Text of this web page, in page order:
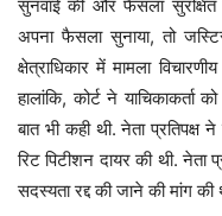
सुनवाई की और फैसला
अपना फैसला सुनाया, तो
क्षेत्राधिकार में मामला
हालांकि, कोर्ट ने याचिकाकर्ता
बात भी कही थी. नेता प्रतिपक्ष
रिट पिटीशन दायर की थी.
सदस्यता रद्द की जाने की मांग की